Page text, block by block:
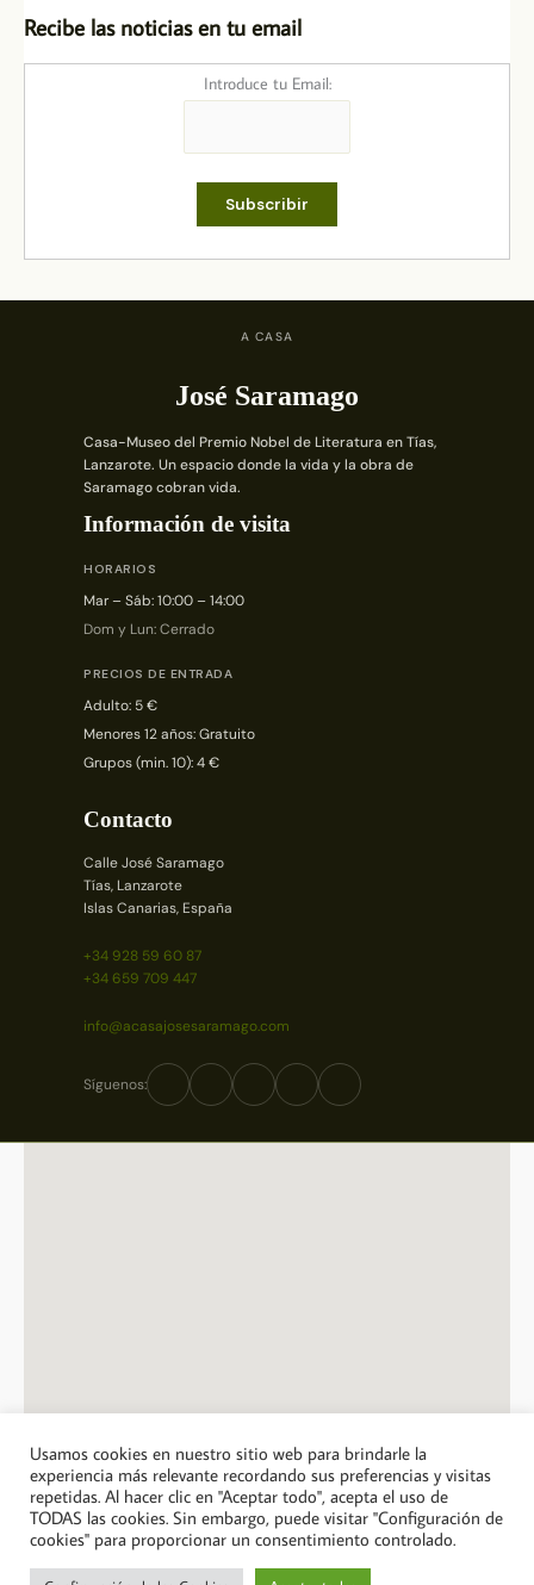
Recibe las noticias en tu email
Introduce tu Email:
A CASA
José Saramago
Casa-Museo del Premio Nobel de Literatura en Tías,
Lanzarote. Un espacio donde la vida y la obra de
Saramago cobran vida.
Información de visita
HORARIOS
Mar – Sáb: 10:00 – 14:00
Dom y Lun: Cerrado
PRECIOS DE ENTRADA
Adulto: 5 €
Menores 12 años: Gratuito
Grupos (min. 10): 4 €
Contacto
Calle José Saramago
Tías, Lanzarote
Islas Canarias, España
+34 928 59 60 87
+34 659 709 447
info@acasajosesaramago.com
Síguenos:
© 2026 A Casa Jose Saramago. Todos los derechos reservados.
Política de privacidad
Política de cookies
Usamos cookies en nuestro sitio web para brindarle la
experiencia más relevante recordando sus preferencias y visitas
repetidas. Al hacer clic en "Aceptar todo", acepta el uso de
TODAS las cookies. Sin embargo, puede visitar "Configuración de
cookies" para proporcionar un consentimiento controlado.